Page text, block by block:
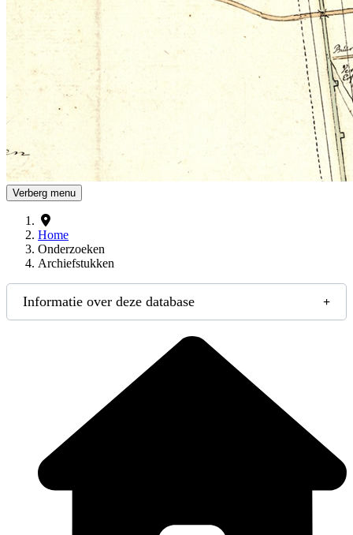
Verberg menu
Home
Onderzoeken
Archiefstukken
Informatie over deze database